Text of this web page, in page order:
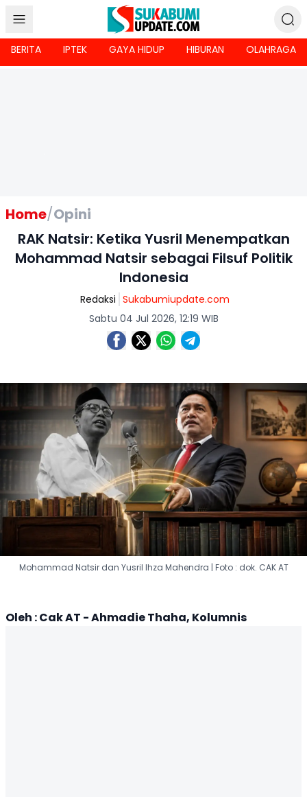
BERITA IPTEK GAYA HIDUP HIBURAN OLAHRAGA
Home/Opini
RAK Natsir: Ketika Yusril Menempatkan
Mohammad Natsir sebagai Filsuf Politik
Indonesia
Redaksi Sukabumiupdate.com
Sabtu 04 Jul 2026, 12:19 WIB
Mohammad Natsir dan Yusril Ihza Mahendra | Foto : dok. CAK AT
Oleh : Cak AT - Ahmadie Thaha, Kolumnis